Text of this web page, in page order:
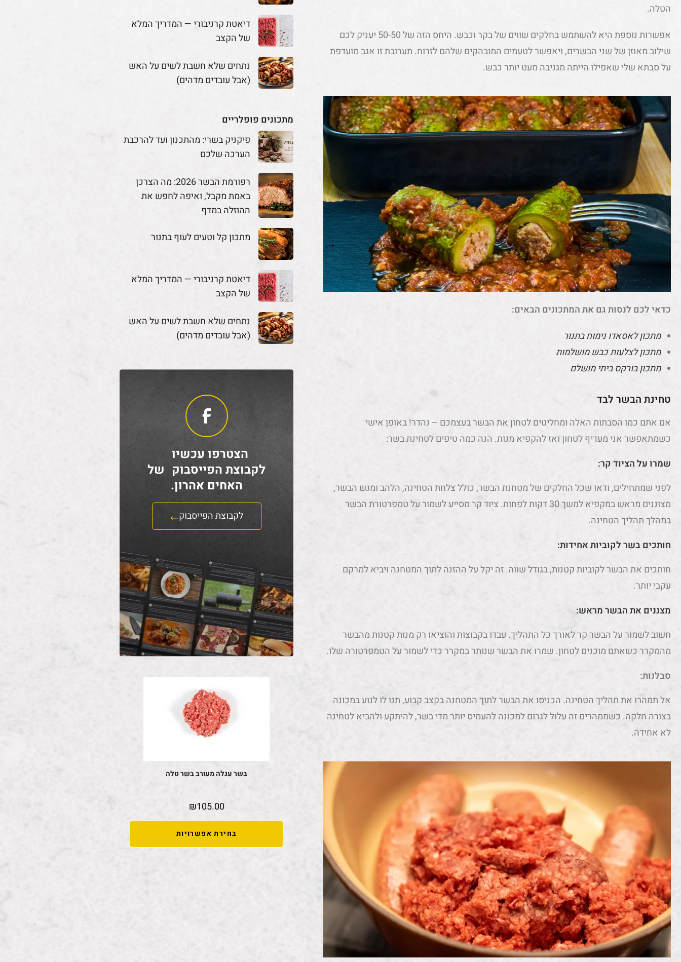
הטלה.
אפשרות נוספת היא להשתמש בחלקים שווים של בקר וכבש. היחס הזה של 50-50 יעניק לכם
שילוב מאוזן של שני הבשרים, ויאפשר לטעמים המובהקים שלהם לזרוח. תערובת זו אגב מועדפת
על סבתא שלי שאפילו הייתה מגניבה מעט יותר כבש.
כדאי לכם לנסות גם את המתכונים הבאים:
מתכון לאסאדו נימוח בתנור
מתכון לצלעות כבש מושלמות
מתכון בורקס ביתי מושלם
טחינת הבשר לבד
אם אתם כמו הסבתות האלה ומחליטים לטחון את הבשר בעצמכם – נהדר! באופן אישי
כשמתאפשר אני מעדיף לטחון ואז להקפיא מנות. הנה כמה טיפים לטחינת בשר:
שמרו על הציוד קר:
לפני שמתחילים, ודאו שכל החלקים של מטחנת הבשר, כולל צלחת הטחינה, הלהב ומגש הבשר,
מצוננים מראש במקפיא למשך 30 דקות לפחות. ציוד קר מסייע לשמור על טמפרטורת הבשר
במהלך תהליך הטחינה.
חותכים בשר לקוביות אחידות:
חותכים את הבשר לקוביות קטנות, בגודל שווה. זה יקל על ההזנה לתוך המטחנה ויביא למרקם
עקבי יותר.
מצננים את הבשר מראש:
חשוב לשמור על הבשר קר לאורך כל התהליך. עבדו בקבוצות והוציאו רק מנות קטנות מהבשר
מהמקרר כשאתם מוכנים לטחון. שמרו את הבשר שנותר במקרר כדי לשמור על הטמפרטורה שלו.
סבלנות:
אל תמהרו את תהליך הטחינה. הכניסו את הבשר לתוך המטחנה בקצב קבוע, תנו לו לנוע במכונה
בצורה חלקה. כשממהרים זה עלול לגרום למכונה להעמיס יותר מדי בשר, להיתקע ולהביא לטחינה
לא אחידה.
דיאטת קרניבורי — המדריך המלא
של הקצב
נתחים שלא חשבת לשים על האש
(אבל עובדים מדהים)
מתכונים פופלריים
פיקניק בשרי: מהתכנון ועד להרכבת
הערכה שלכם
רפורמת הבשר 2026: מה הצרכן
באמת מקבל, ואיפה לחפש את
ההוזלה במדף
מתכון קל וטעים לעוף בתנור
דיאטת קרניבורי — המדריך המלא
של הקצב
נתחים שלא חשבת לשים על האש
(אבל עובדים מדהים)
הצטרפו עכשיו
לקבוצת הפייסבוק של
האחים אהרון.
לקבוצת הפייסבוק
בשר עגלה מעורב בשר טלה
₪105.00
בחירת אפשרויות